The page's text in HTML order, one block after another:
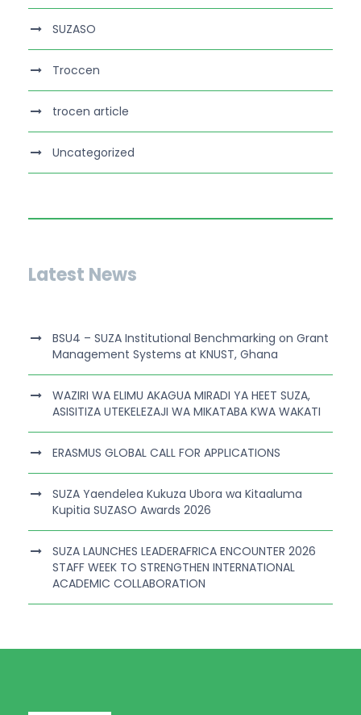
SUZASO
Troccen
trocen article
Uncategorized
Latest News
BSU4 – SUZA Institutional Benchmarking on Grant
Management Systems at KNUST, Ghana
WAZIRI WA ELIMU AKAGUA MIRADI YA HEET SUZA,
ASISITIZA UTEKELEZAJI WA MIKATABA KWA WAKATI
ERASMUS GLOBAL CALL FOR APPLICATIONS
SUZA Yaendelea Kukuza Ubora wa Kitaaluma
Kupitia SUZASO Awards 2026
SUZA LAUNCHES LEADERAFRICA ENCOUNTER 2026
STAFF WEEK TO STRENGTHEN INTERNATIONAL
ACADEMIC COLLABORATION